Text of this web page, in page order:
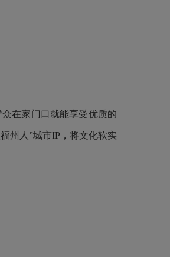
在家门口就能享受优质的
州人”城市IP，将文化软实